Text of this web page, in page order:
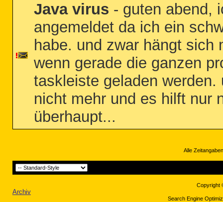
Java virus - guten abend,
angemeldet da ich ein
habe. und zwar hängt sich
wenn gerade die ganzen
taskleiste geladen
nicht mehr und es hilft nur
überhaupt...
Alle
Copyright
Archiv
Search Engine